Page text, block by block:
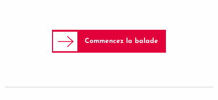
Commencez la balade